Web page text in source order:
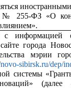
№ 255-ФЗ «О
с
города
мэрии
sibirsk.ru/dep/
системы